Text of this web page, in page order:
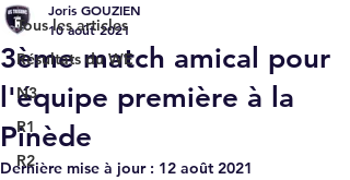
Tous les articles
Résultats du WE
N3
R1
R2
3ème match amical pour
l'équipe première à la
Pinède
Joris GOUZIEN
10 août 2021
Dernière mise à jour : 12 août 2021